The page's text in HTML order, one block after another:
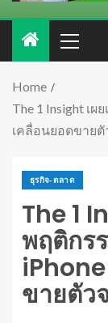
Home
The 1 Insight เ
เคลื่อนยอดขายตั
ธุรกิจ-ตลาด
The 1
พฤติกร
ขายตัว